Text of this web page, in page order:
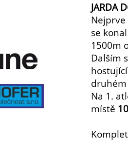
JARDA
se
1500m
Dalším
Na 1.
místě